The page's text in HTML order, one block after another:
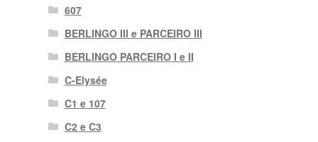
607
BERLINGO III e PARCEIRO III
BERLINGO PARCEIRO I e II
C-Elysée
C1 e 107
C2 e C3